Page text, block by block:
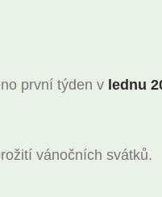
první týden v lednu
vánočních svátků.